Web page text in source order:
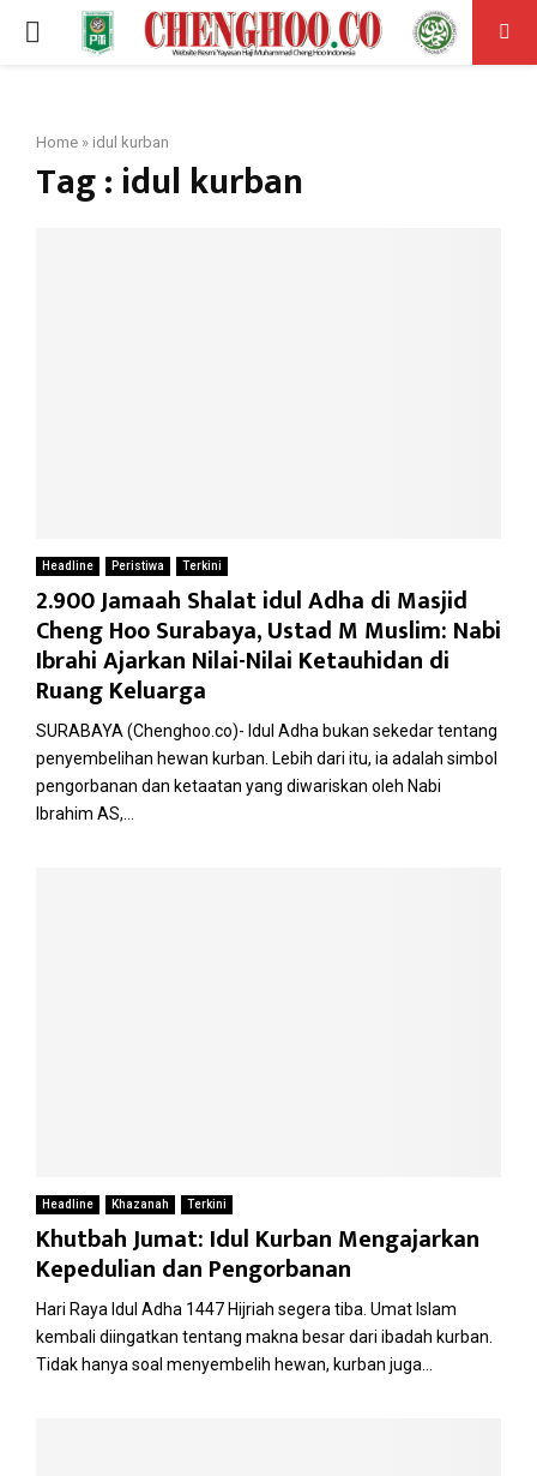
PRIMARY
Home » idul kurban
Tag : idul kurban
Headline Peristiwa Terkini
2.900 Jamaah Shalat idul Adha di Masjid
Cheng Hoo Surabaya, Ustad M Muslim: Nabi
Ibrahi Ajarkan Nilai-Nilai Ketauhidan di
Ruang Keluarga
SURABAYA (Chenghoo.co)- Idul Adha bukan sekedar tentang
penyembelihan hewan kurban. Lebih dari itu, ia adalah simbol
pengorbanan dan ketaatan yang diwariskan oleh Nabi
Ibrahim AS,...
Headline Khazanah Terkini
Khutbah Jumat: Idul Kurban Mengajarkan
Kepedulian dan Pengorbanan
Hari Raya Idul Adha 1447 Hijriah segera tiba. Umat Islam
kembali diingatkan tentang makna besar dari ibadah kurban.
Tidak hanya soal menyembelih hewan, kurban juga...